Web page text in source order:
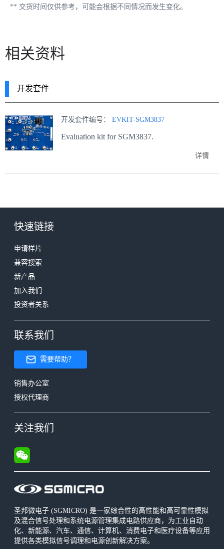
** 交货时间仅供参考，可能会根据不同情况而发生变化。
相关资料
开发套件
开发套件编号： EVKIT-SGM3837
Evaluation kit for SGM3837.
详情
圣邦微电子 (SGMICRO) 是一家综合性的高性能和高可靠性模拟
及混合信号处理和系统电源管理集成电路供应商，为工业自动
化、新能源、汽车、通信、计算机、消费电子和医疗设备等应用
提供各类模拟信号调理和电源创新解决方案。
快速链接
申请样片
兼容搜索
新产品
加入我们
投资者关系
联系我们
需要帮助？
销售办公室
授权代理商
关注我们